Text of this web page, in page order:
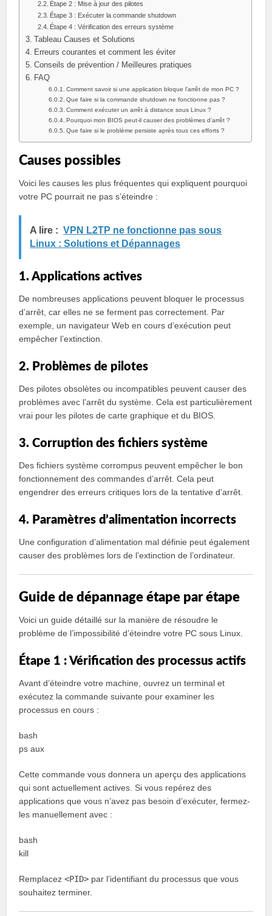
Étape 2 : Mise à jour des pilotes
Étape 3 : Exécuter la commande shutdown
Étape 4 : Vérification des erreurs système
Tableau Causes et Solutions
Erreurs courantes et comment les éviter
Conseils de prévention / Meilleures pratiques
FAQ
Comment savoir si une application bloque l’arrêt de mon PC ?
Que faire si la commande shutdown ne fonctionne pas ?
Comment exécuter un arrêt à distance sous Linux ?
Pourquoi mon BIOS peut-il causer des problèmes d’arrêt ?
Que faire si le problème persiste après tous ces efforts ?
Causes possibles
Voici les causes les plus fréquentes qui expliquent pourquoi
votre PC pourrait ne pas s’éteindre :
A lire : VPN L2TP ne fonctionne pas sous
Linux : Solutions et Dépannages
1. Applications actives
De nombreuses applications peuvent bloquer le processus
d’arrêt, car elles ne se ferment pas correctement. Par
exemple, un navigateur Web en cours d’exécution peut
empêcher l’extinction.
2. Problèmes de pilotes
Des pilotes obsolètes ou incompatibles peuvent causer des
problèmes avec l’arrêt du système. Cela est particulièrement
vrai pour les pilotes de carte graphique et du BIOS.
3. Corruption des fichiers système
Des fichiers système corrompus peuvent empêcher le bon
fonctionnement des commandes d’arrêt. Cela peut
engendrer des erreurs critiques lors de la tentative d’arrêt.
4. Paramètres d’alimentation incorrects
Une configuration d’alimentation mal définie peut également
causer des problèmes lors de l’extinction de l’ordinateur.
Guide de dépannage étape par étape
Voici un guide détaillé sur la manière de résoudre le
problème de l’impossibilité d’éteindre votre PC sous Linux.
Étape 1 : Vérification des processus actifs
Avant d’éteindre votre machine, ouvrez un terminal et
exécutez la commande suivante pour examiner les
processus en cours :
bash
ps aux
Cette commande vous donnera un aperçu des applications
qui sont actuellement actives. Si vous repérez des
applications que vous n’avez pas besoin d’exécuter, fermez-
les manuellement avec :
bash
kill
Remplacez<PID> par l’identifiant du processus que vous
souhaitez terminer.